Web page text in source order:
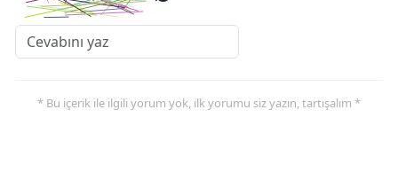
* Bu içerik ile ilgili yorum yok, ilk yorumu siz yazın, tartışalım *